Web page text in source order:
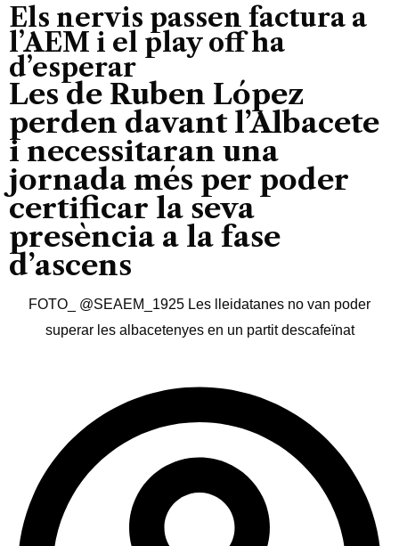
Els nervis passen factura a
l’AEM i el play off ha
d’esperar
Les de Ruben López
perden davant l’Albacete
i necessitaran una
jornada més per poder
certificar la seva
presència a la fase
d’ascens
FOTO_ @SEAEM_1925 Les lleidatanes no van poder
superar les albacetenyes en un partit descafeïnat